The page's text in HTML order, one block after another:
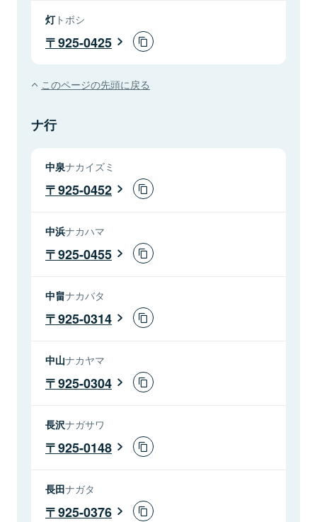
灯トボシ
925-0425
このページの先頭に戻る
ナ行
中泉ナカイズミ
925-0452
中浜ナカハマ
925-0455
中畠ナカバタ
925-0314
中山ナカヤマ
925-0304
長沢ナガサワ
925-0148
長田ナガタ
925-0376